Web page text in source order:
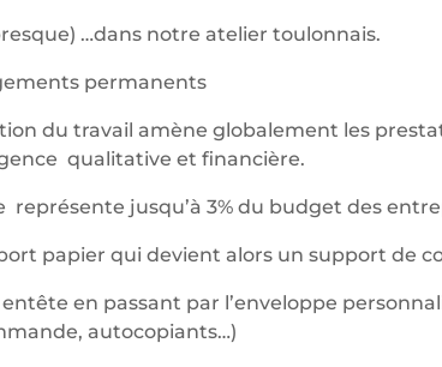
…dans notre atelier toulonnais.
permanents
du travail amène globalement les
qualitative et financière.
jusqu’à 3% du budget des
papier qui devient alors un support de
en passant par l’enveloppe
autocopiants…)